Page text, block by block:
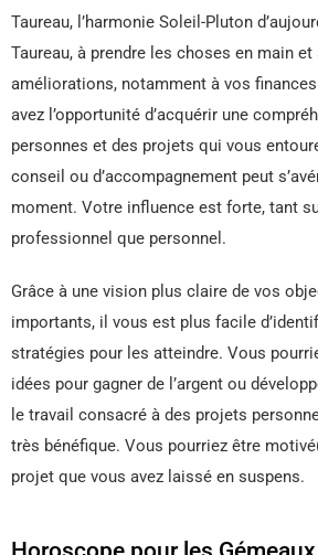
Taureau, l’harmonie Soleil-Pluton
Taureau, à prendre les choses en main et
améliorations, notamment à vos
avez l’opportunité d’acquérir une
personnes et des projets qui vous
conseil ou d’accompagnement peut
moment. Votre influence est forte, tant
professionnel que personnel.
Grâce à une vision plus claire de vos
importants, il vous est plus facile
stratégies pour les atteindre. Vous
idées pour gagner de l’argent ou
le travail consacré à des projets
très bénéfique. Vous pourriez être
projet que vous avez laissé en suspens.